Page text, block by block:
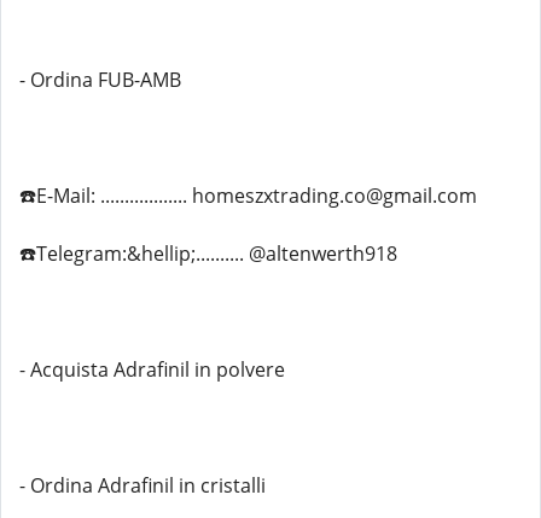
- Ordina FUB-AMB
☎️E-Mail: .................. homeszxtrading.co@gmail.com
☎️Telegram:&hellip;.......... @altenwerth918
- Acquista Adrafinil in polvere
- Ordina Adrafinil in cristalli